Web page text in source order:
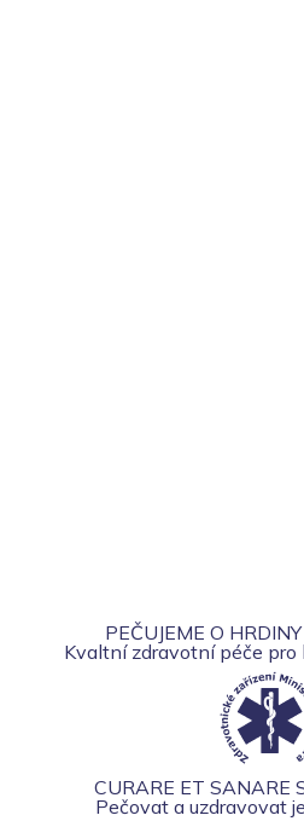
PEČUJEME O
Kvaltní zdravotní péče
CURARE ET SANARE
Pečovat a uzdravovat